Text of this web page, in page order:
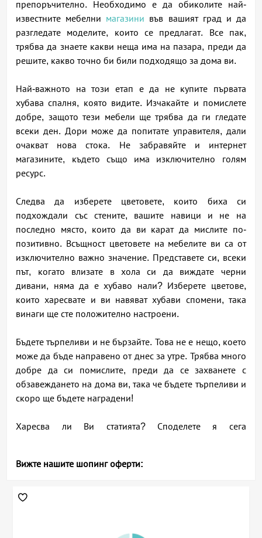
препоръчително. Необходимо е да обиколите най-
известните мебелни магазини във вашият град и да
разгледате моделите, които се предлагат. Все пак,
трябва да знаете какви неща има на пазара, преди да
решите, какво точно би били подходящо за дома ви.
Най-важното на този етап е да не купите първата
хубава спалня, която видите. Изчакайте и помислете
добре, защото тези мебели ще трябва да ги гледате
всеки ден. Дори може да попитате управителя, дали
очакват нова стока. Не забравяйте и интернет
магазините, където също има изключително голям
ресурс.
Следва да изберете цветовете, които биха си
подхождали със стените, вашите навици и не на
последно място, които да ви карат да мислите по-
позитивно. Всъщност цветовете на мебелите ви са от
изключително важно значение. Представете си, всеки
път, когато влизате в хола си да виждате черни
дивани, няма да е хубаво нали? Изберете цветове,
които харесвате и ви навяват хубави спомени, така
винаги ще сте положително настроени.
Бъдете търпеливи и не бързайте. Това не е нещо, което
може да бъде направено от днес за утре. Трябва много
добре да си помислите, преди да се захванете с
обзавеждането на дома ви, така че бъдете търпеливи и
скоро ще бъдете наградени!
Харесва ли Ви статията? Споделете я сега
Вижте нашите шопинг оферти: